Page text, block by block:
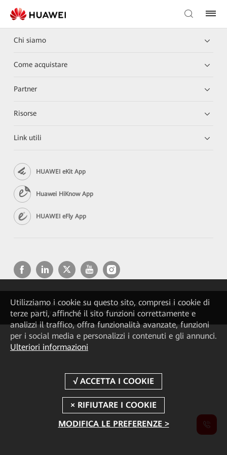
Chi siamo
Come acquistare
Partner
Risorse
Link utili
HUAWEI eKit App
Huawei HiKnow App
HUAWEI eFly App
Copyright © 2026 Huawei Technologies Co., Ltd. Tutti i diritti riservati.
Privacy
Cookies Preferenze Cookie Condizioni di utilizzo
Utilizziamo i cookie su questo sito, compresi i cookie di
terze parti, affinché il sito funzioni correttamente e
analizzi il traffico, offra funzionalità avanzate, funzioni
per i social media e personalizzi i contenuti e gli annunci.
Ulteriori informazioni
MODIFICA LE PREFERENZE >